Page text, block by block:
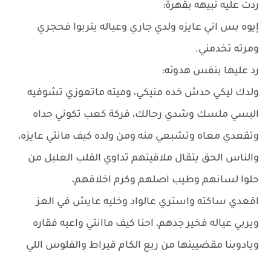
ردت عليه نبيهه بقهرة:
إيوه بس اني عايزه ولدي جاري وعياله يتربوا فحجري
ومرته تخدمني.
رد عليها بنفس هدوئه:
ولدك ليكي حدش خده منيكي، وميته ماتعوزي تشوفيه
البسي ملسك وشدي رحالك، فركة كعب تكوني حداه
وتقعدي معاه وتشبعي منه ومن ولده كيف مانتي عايزه،
والناس الحق يتقال ملاقيتهم تداوي القلب العليل من
حلوا لسانهم وطيب اصلهم وكرم اخلاقهم،
اقعدي ساكته واستري عالواد وخليه عايش في العز
ويربي عياله فخير جدهم، احنا كيف ماانتي واعيه فقاره
ويادوبنا مقضيينها من ريع الكام قيراط والفلوس اللي